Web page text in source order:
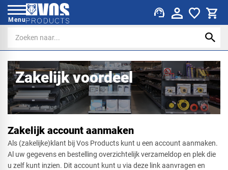
Menu support_agent
Zakelijk voordeel
Zakelijk account aanmaken
Als (zakelijke)klant bij Vos Products kunt u een account aanmaken.
Al uw gegevens en bestelling overzichtelijk verzameldop en plek die
u zelf kunt inzien. Dit account kunt u via deze link aanvragen en